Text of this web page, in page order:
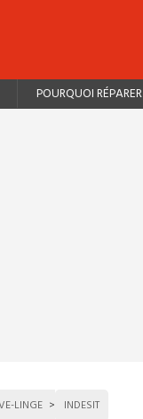
POURQUOI RÉPARER
LINGE INDESIT